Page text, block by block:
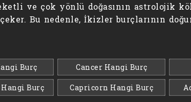
ve çok yönlü doğasının astrolojik
Bu nedenle, İkizler burçlarının
Burç Cancer Hangi Burç
Burç Capricorn Hangi Burç